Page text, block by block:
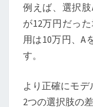
例えば、選択
が12万円だっ
用は10万円、A
す。
より正確にモ
2つの選択肢の